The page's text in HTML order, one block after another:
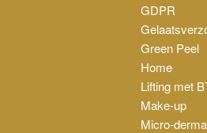
GDPR
Green Peel
Home
Lifting met
Make-up
Micro-